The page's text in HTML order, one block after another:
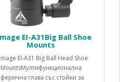
EI-A31Big Ball Shoe
Mounts
EI-A31 Big Ball Head Shoe
MountsМултифункционална
глава със стойки за